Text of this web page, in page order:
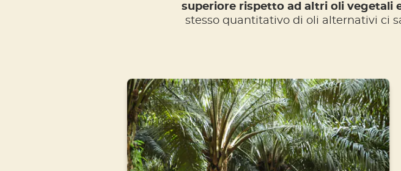
superiore rispetto ad altri oli vegetali
stesso quantitativo di oli alternativi ci